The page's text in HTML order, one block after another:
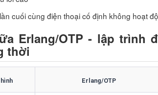
cuối cùng điện thoại cố định không hoạt
Erlang/OTP - lập
thời
Erlang/OTP